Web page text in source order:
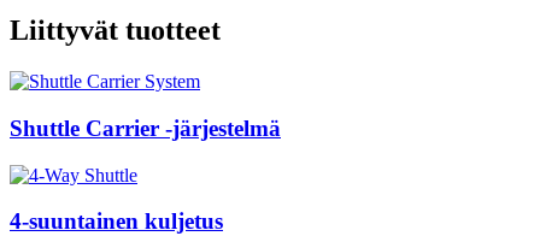
Liittyvät tuotteet
Shuttle Carrier -järjestelmä
4-suuntainen kuljetus